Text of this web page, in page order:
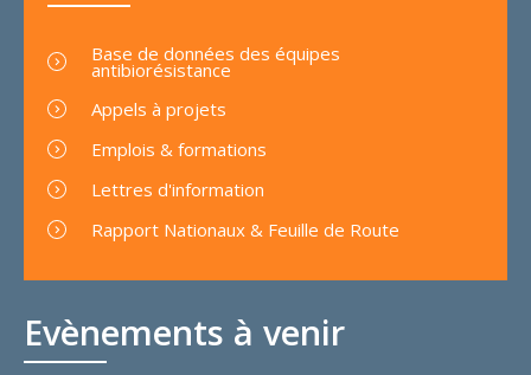
Evènements à venir
Base de données des équipes
antibiorésistance
Appels à projets
Emplois & formations
Lettres d'information
Rapport Nationaux & Feuille de Route